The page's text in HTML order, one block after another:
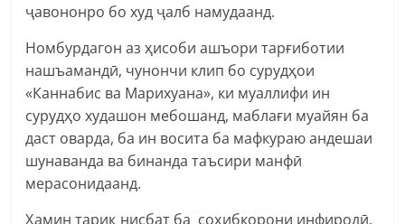
ҷавононро бо худ ҷалб намудаанд.
Номбурдагон аз ҳисоби ашъори тарғиботии
нашъамандӣ, чунончи клип бо сурудҳои
«Каннабис ва Марихуана», ки муаллифи ин
сурудҳо худашон мебошанд, маблағи муайян ба
даст оварда, ба ин восита ба мафкураю андешаи
шунаванда ва бинанда таъсири манфӣ
мерасонидаанд.
Ҳамин тариқ нисбат ба соҳибкорони инфиродӣ,